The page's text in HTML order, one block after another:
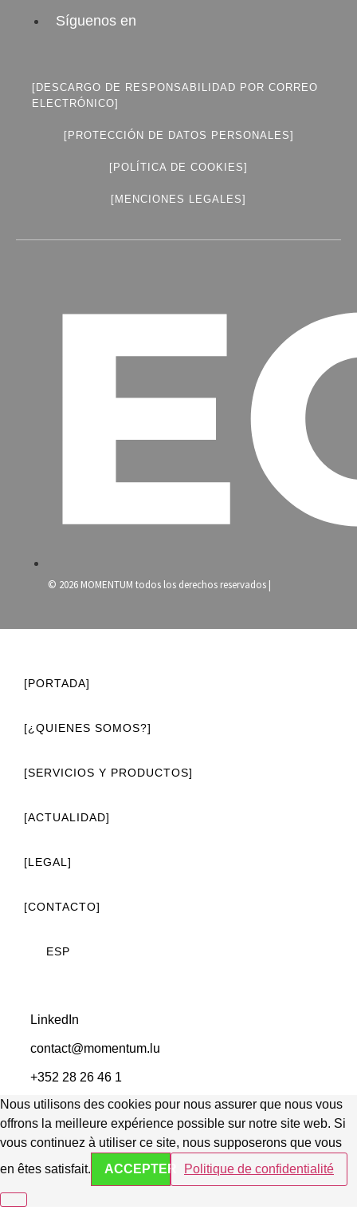
Síguenos en
[DESCARGO DE RESPONSABILIDAD POR CORREO
ELECTRÓNICO]
[PROTECCIÓN DE DATOS PERSONALES]
[POLÍTICA DE COOKIES]
[MENCIONES LEGALES]
© 2026 MOMENTUM todos los derechos reservados |
[PORTADA]
[¿QUIENES SOMOS?]
[SERVICIOS Y PRODUCTOS]
[ACTUALIDAD]
[LEGAL]
[CONTACTO]
ESP
LinkedIn
contact@momentum.lu
+352 28 26 46 1
Nous utilisons des cookies pour nous assurer que nous vous
offrons la meilleure expérience possible sur notre site web. Si
vous continuez à utiliser ce site, nous supposerons que vous
en êtes satisfait.
ACCEPTER Politique de confidentialité